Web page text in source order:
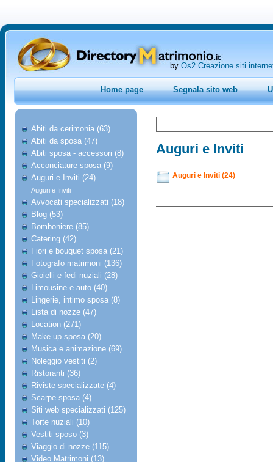
by Os2 Creazione siti
Home page Segnala sito web
Abiti da cerimonia (63)
Abiti da sposa (47)
Abiti sposa - accessori (8)
Acconciature sposa (9)
Auguri e Inviti (24)
Auguri e Inviti
Avvocati specializzati (18)
Blog (53)
Bomboniere (85)
Catering (42)
Fiori e bouquet sposa (21)
Fotografo matrimoni (136)
Gioielli e fedi nuziali (28)
Limousine e auto (40)
Lingerie, intimo sposa (8)
Lista di nozze (47)
Location (271)
Make up sposa (20)
Musica e animazione (69)
Noleggio vestiti (2)
Ristoranti (36)
Riviste specializzate (4)
Scarpe sposa (4)
Siti web specializzati (125)
Torte nuziali (10)
Vestiti sposo (3)
Viaggio di nozze (115)
Video Matrimoni (13)
Auguri e Inviti
Auguri e Inviti (24)